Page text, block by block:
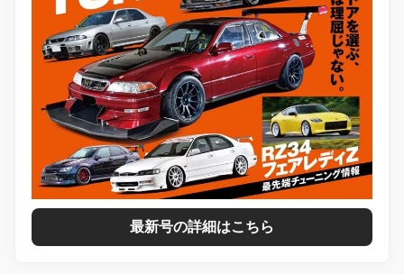
最新号の詳細はこちら